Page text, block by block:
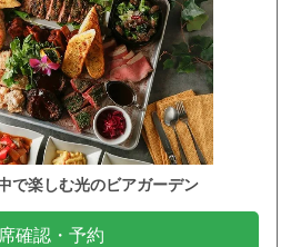
で楽しむ光のビアガーデン
確認・予約